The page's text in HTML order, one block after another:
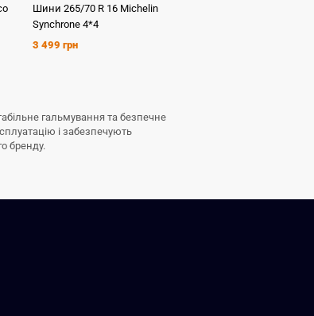
Шини265/70 R 16 Michelin
Synchrone 4*4
3 499 грн
гальмування та безпечне
і забезпечують
бренду.